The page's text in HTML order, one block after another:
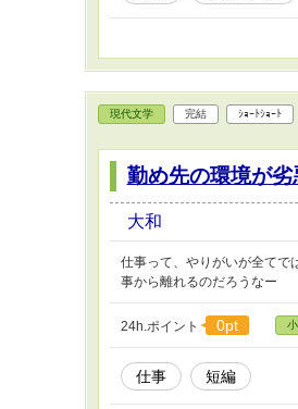
現代文学 完結 ｼｮｰﾄｼｮｰﾄ
勤め先の環境が
大和
仕事って、やりがいが全てで
事から離れるのだろうなー
24h.ポイント 0pt
仕事 短編